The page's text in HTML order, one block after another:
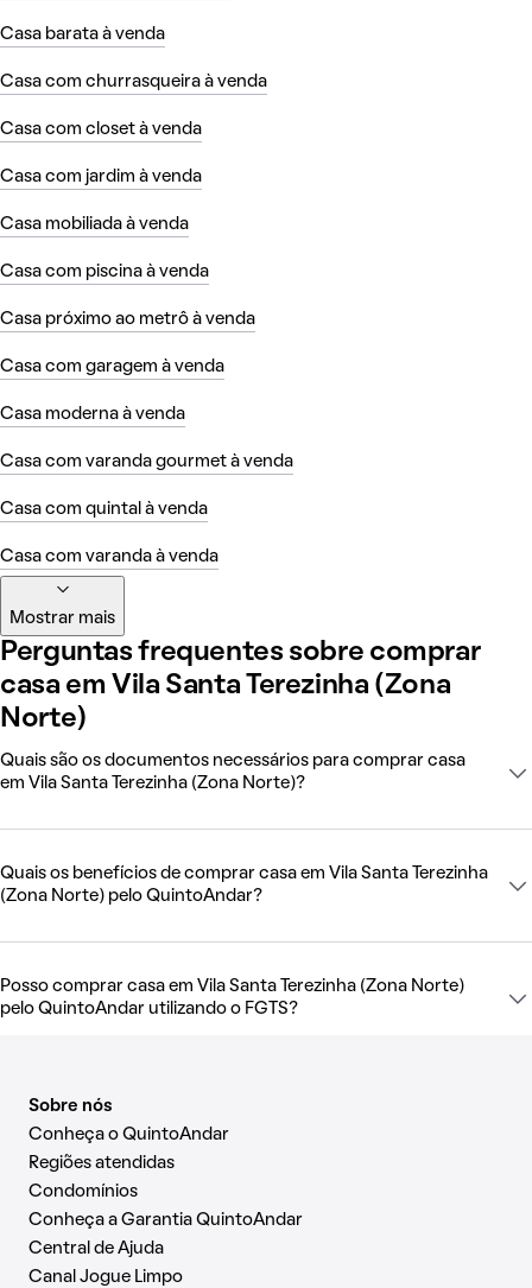
Casa barata à venda
Casa com churrasqueira à venda
Casa com closet à venda
Casa com jardim à venda
Casa mobiliada à venda
Casa com piscina à venda
Casa próximo ao metrô à venda
Casa com garagem à venda
Casa moderna à venda
Casa com varanda gourmet à venda
Casa com quintal à venda
Casa com varanda à venda
Mostrar mais
Perguntas frequentes sobre comprar
casa em Vila Santa Terezinha (Zona
Norte)
Quais são os documentos necessários para comprar casa
em Vila Santa Terezinha (Zona Norte)?
Quais os benefícios de comprar casa em Vila Santa Terezinha
(Zona Norte) pelo QuintoAndar?
Posso comprar casa em Vila Santa Terezinha (Zona Norte)
pelo QuintoAndar utilizando o FGTS?
Sobre nós
Conheça o QuintoAndar
Regiões atendidas
Condomínios
Conheça a Garantia QuintoAndar
Central de Ajuda
Canal Jogue Limpo